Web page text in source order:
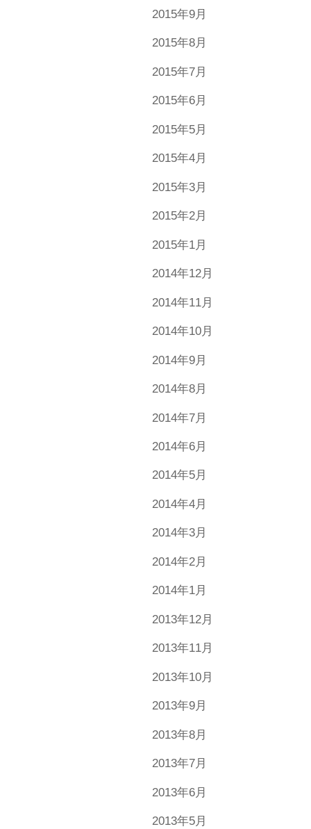
2015年9月
2015年8月
2015年7月
2015年6月
2015年5月
2015年4月
2015年3月
2015年2月
2015年1月
2014年12月
2014年11月
2014年10月
2014年9月
2014年8月
2014年7月
2014年6月
2014年5月
2014年4月
2014年3月
2014年2月
2014年1月
2013年12月
2013年11月
2013年10月
2013年9月
2013年8月
2013年7月
2013年6月
2013年5月